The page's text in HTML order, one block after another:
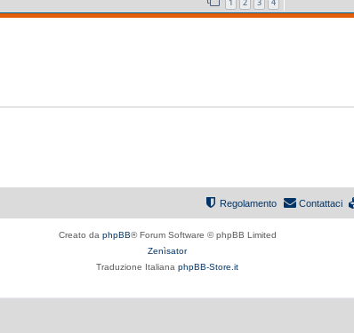
Contattaci
Regolamento
Creato da phpBB® Forum Software © phpBB Limited
Zenìsator
Traduzione Italiana phpBB-Store.it